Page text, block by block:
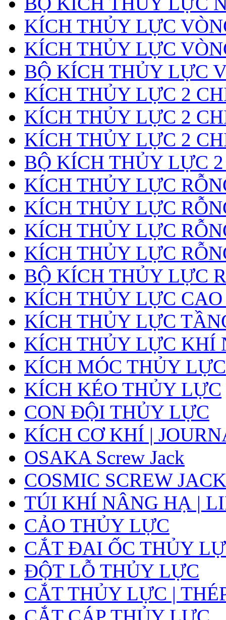
KÍCH THỦY LỰC
KÍCH THỦY LỰC
BỘ KÍCH THỦY LỰC
KÍCH THỦY LỰC 2
KÍCH THỦY LỰC 2
KÍCH THỦY LỰC 2
BỘ KÍCH THỦY LỰC
KÍCH THỦY LỰC
KÍCH THỦY LỰC
KÍCH THỦY LỰC
KÍCH THỦY LỰC
BỘ KÍCH THỦY LỰC
KÍCH THỦY LỰC
KÍCH THỦY LỰC
KÍCH THỦY LỰC KHÍ
KÍCH MÓC THỦY LỰC
KÍCH KÉO THỦY LỰC
CON ĐỘI THỦY LỰC
KÍCH CƠ KHÍ |
OSAKA Screw Jack
COSMIC SCREW JACK
TÚI KHÍ NÂNG HẠ |
CẢO THỦY LỰC
CẮT ĐAI ỐC THỦY
ĐỘT LỖ THỦY LỰC
CẮT THỦY LỰC |